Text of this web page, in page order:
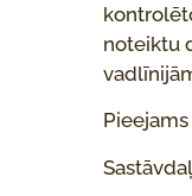
noteiktu